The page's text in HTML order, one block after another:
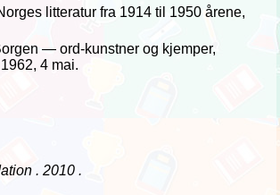
litteratur fra 1914 til 1950 årene,
— ord-kunstner og kjemper,
4 mai.
. 2010 .